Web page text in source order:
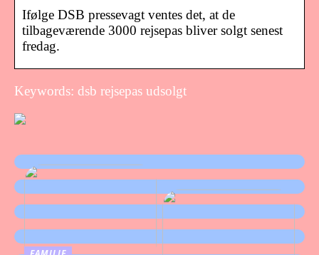
Ifølge DSB pressevagt ventes det, at de
tilbageværende 3000 rejsepas bliver solgt senest
fredag.
Keywords: dsb rejsepas udsolgt